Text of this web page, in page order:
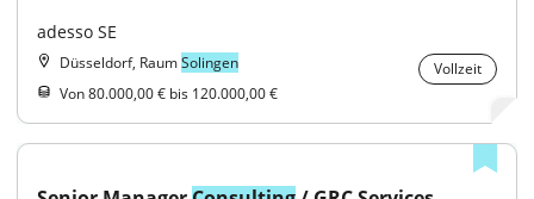
adesso SE
Düsseldorf, RaumSolingen
Vollzeit
Von 80.000,00 € bis 120.000,00 €